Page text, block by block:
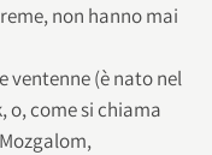
non hanno mai
ventenne (è nato nel
o, come si chiama